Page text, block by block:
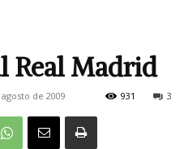
Real Madrid
de 2009 3
931